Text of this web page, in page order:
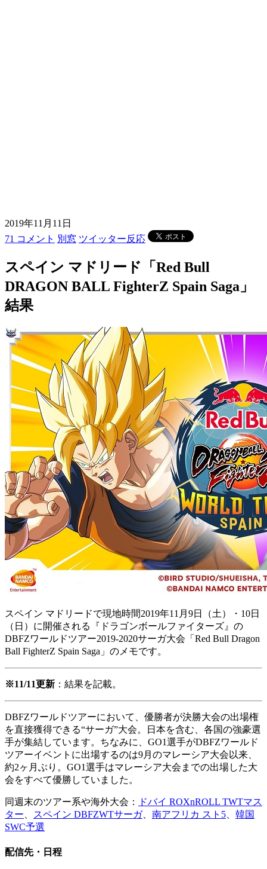
2019年11月11日
71 コメント 別窓 ツイッター反応
スペイン マドリード「Red Bull
DRAGON BALL FighterZ Spain Saga」
結果
スペイン マドリードで現地時間2019年11月9日（土）・10日
（日）に開催される『ドラゴンボールファイターズ』の
DBFZワールドツアー2019-2020サーガ大会「Red Bull Dragon
Ball FighterZ Spain Saga」のメモです。
※11/11更新 ：結果を記載。
DBFZワールドツアーにおいて、優勝者が決勝大会の出場権
を直接獲得できる“サーガ”大会。日本を含む、各国の強豪選
手が集結しています。ちなみに、GO1選手がDBFZワールド
ツアーイベントに出場するのは9月のマレーシア大会以来、
約2ヶ月ぶり。GO1選手はマレーシア大会までの出場した大
会をすべて優勝していました。
同週末のツアー系や海外大会：
ドバイ ROXnROLL TWTマス
ター
スペイン DBFZWTサーガ、 南アフリカ スト5
韓国
SWC予選
配信先・日程